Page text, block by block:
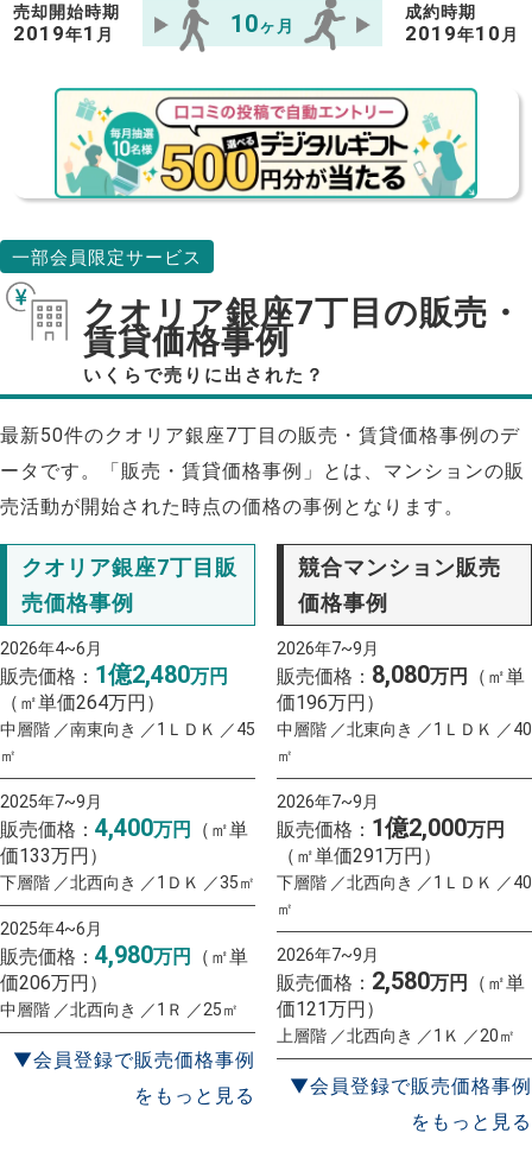
売却開始時期
2019年1 月 10ヶ月
成約時期
2019年10 月
一部会員限定サービス
クオリア銀座7丁目の販売・
賃貸価格事例
いくらで売りに出された？
最新50件のクオリア銀座7丁目の販売・賃貸価格事例のデ
ータです。「販売・賃貸価格事例」とは、マンションの販
売活動が開始された時点の価格の事例となります。
クオリア銀座7丁目販
売価格事例
2026年4~6月
販売価格： 1億2,480万円
（㎡単価264万円）
中層階 ／南東向き ／1ＬＤＫ ／45
㎡
2025年7~9月
販売価格： 4,400万円
（㎡単
価133万円）
下層階 ／北西向き ／1ＤＫ ／35㎡
2025年4~6月
販売価格： 4,980万円
（㎡単
価206万円）
中層階 ／北西向き ／1Ｒ ／25㎡
▼会員登録で販売価格事例
をもっと見る
競合マンション販売
価格事例
2026年7~9月
販売価格： 8,080万円
（㎡単
価196万円）
中層階 ／北東向き ／1ＬＤＫ ／40
㎡
2026年7~9月
販売価格： 1億2,000万円
（㎡単価291万円）
下層階 ／北西向き ／1ＬＤＫ ／40
㎡
2026年7~9月
販売価格： 2,580万円
（㎡単
価121万円）
上層階 ／北西向き ／1Ｋ ／20㎡
▼会員登録で販売価格事例
をもっと見る